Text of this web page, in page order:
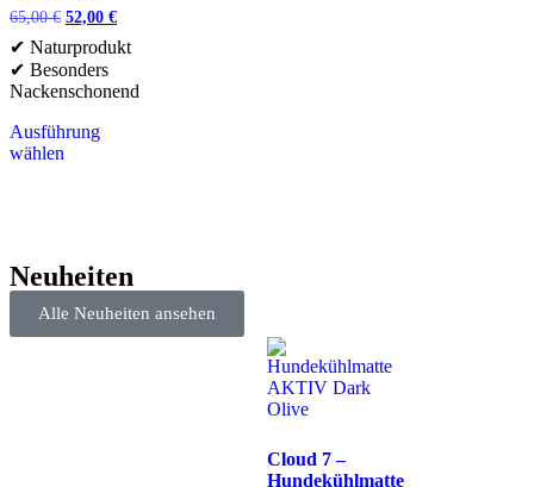
65,00€ 52,00 €
✔ Naturprodukt
✔ Besonders
Nackenschonend
Ausführung
wählen
Neuheiten
Alle Neuheiten ansehen
Cloud 7 –
Hundekühlmatte